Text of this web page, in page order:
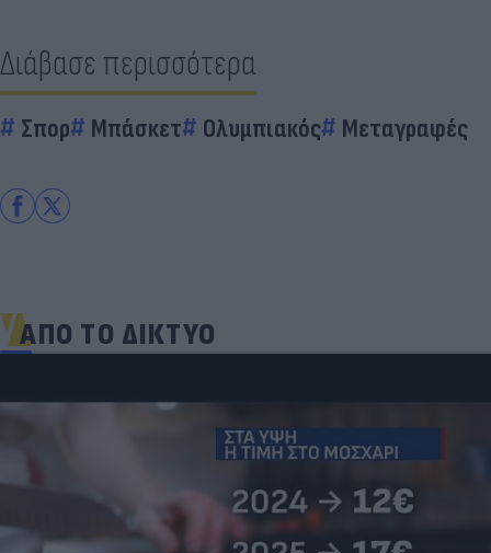
Διάβασε περισσότερα
Σπορ Μπάσκετ Ολυμπιακός Μεταγραφές
ΑΠΟ ΤΟ ΔΙΚΤΥΟ